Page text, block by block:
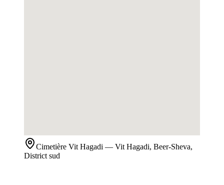
Cimetière Vit Hagadi — Vit Hagadi, Beer-Sheva,
District sud